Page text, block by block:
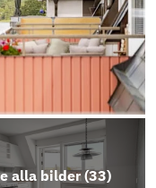
alla bilder (33)